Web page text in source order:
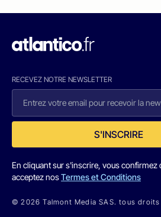
RECEVEZ NOTRE NEWSLETTER
S'INSCRIRE
En cliquant sur s'inscrire, vous confirmez
acceptez nosTermes et Conditions
© 2026 Talmont Media SAS. tous droits